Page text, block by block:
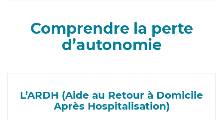
Comprendre la perte
d’autonomie
L’ARDH (Aide au Retour à Domicile
Après Hospitalisation)